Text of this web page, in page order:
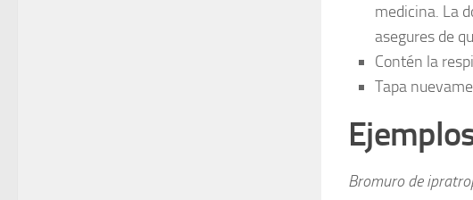
medicina. La
asegures de
Contén la
Tapa
Bromuro de